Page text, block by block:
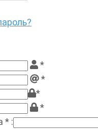
*
*
*
*
* :